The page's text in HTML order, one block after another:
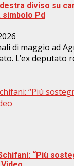
diviso su
simbolo Pd
di maggio ad
L’ex deputato
“Più
“Più